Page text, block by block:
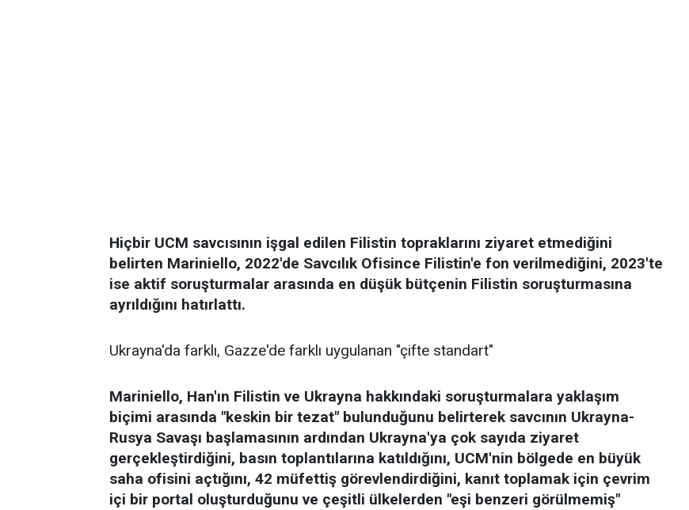
Hiçbir UCM savcısının işgal edilen Filistin topraklarını ziyaret etmediğini
belirten Mariniello, 2022'de Savcılık Ofisince Filistin'e fon verilmediğini, 2023'te
ise aktif soruşturmalar arasında en düşük bütçenin Filistin soruşturmasına
ayrıldığını hatırlattı.
Ukrayna'da farklı, Gazze'de farklı uygulanan "çifte standart"
Mariniello, Han'ın Filistin ve Ukrayna hakkındaki soruşturmalara yaklaşım
biçimi arasında "keskin bir tezat" bulunduğunu belirterek savcının Ukrayna-
Rusya Savaşı başlamasının ardından Ukrayna'ya çok sayıda ziyaret
gerçekleştirdiğini, basın toplantılarına katıldığını, UCM'nin bölgede en büyük
saha ofisini açtığını, 42 müfettiş görevlendirdiğini, kanıt toplamak için çevrim
içi bir portal oluşturduğunu ve çeşitli ülkelerden "eşi benzeri görülmemiş"